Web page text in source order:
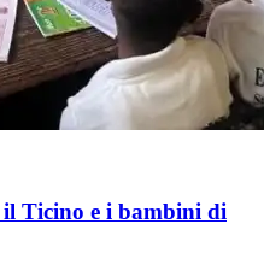
il Ticino e i bambini di